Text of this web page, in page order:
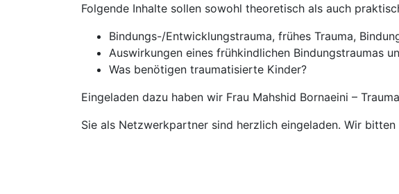
Folgende Inhalte sollen sowohl theoretisch als auch
Bindungs-/Entwicklungstrauma, frühes Trauma,
Auswirkungen eines frühkindlichen Bindungstraumas
Was benötigen traumatisierte Kinder?
Eingeladen dazu haben wir Frau Mahshid Bornaeini –
Sie als Netzwerkpartner sind herzlich eingeladen. Wir